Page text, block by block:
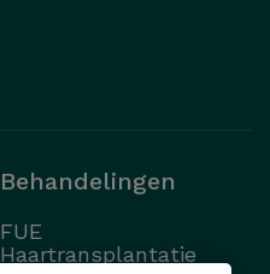
Behandelingen
FUE
Haartransplantatie